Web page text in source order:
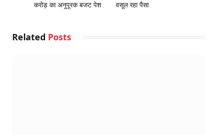
करोड़ का अनुपूरक बजट पेश
वसूल रहा पैसा
Related Posts